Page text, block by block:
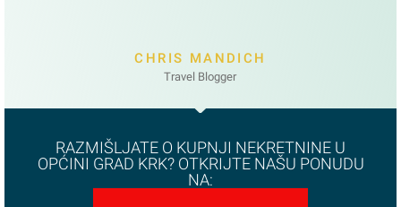
CHRIS MANDICH
Travel Blogger
RAZMIŠLJATE O KUPNJI NEKRETNINE U
OPĆINI GRAD KRK? OTKRIJTE NAŠU PONUDU
NA: